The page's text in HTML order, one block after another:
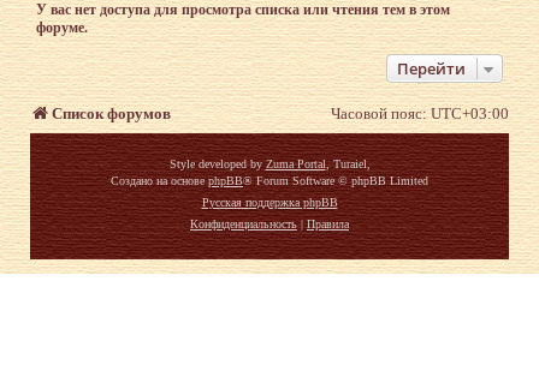
У вас нет доступа для просмотра списка или чтения тем в этом
форуме.
Перейти
Список форумов Часовой пояс:UTC+03:00
Style developed by Zuma Portal, Turaiel,
Создано на основеphpBB® Forum Software © phpBB Limited
Русская поддержка phpBB
Конфиденциальность | Правила